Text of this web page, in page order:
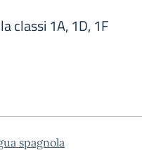
classi 1A, 1D, 1F
spagnola